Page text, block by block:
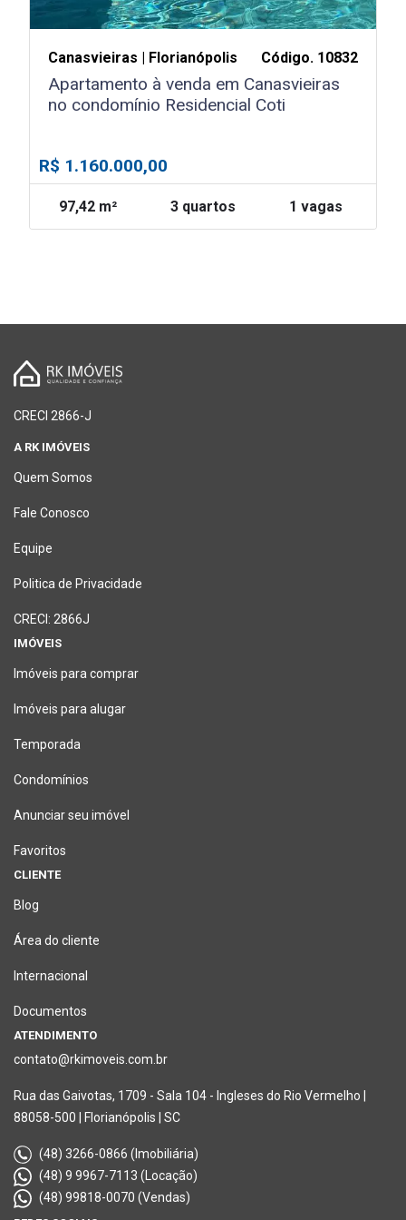
Canasvieiras | Florianópolis Código. 10832
Apartamento à venda em Canasvieiras
no condomínio Residencial Coti
R$ 1.160.000,00
97,42 m² 3 quartos 1 vagas
CRECI 2866-J
A RK IMÓVEIS
Quem Somos
Fale Conosco
Equipe
Politica de Privacidade
CRECI: 2866J
IMÓVEIS
Imóveis para comprar
Imóveis para alugar
Temporada
Condomínios
Anunciar seu imóvel
Favoritos
CLIENTE
Blog
Área do cliente
Internacional
Documentos
ATENDIMENTO
contato@rkimoveis.com.br
Rua das Gaivotas, 1709 - Sala 104 - Ingleses do Rio Vermelho |
88058-500 | Florianópolis | SC
(48) 3266-0866 (Imobiliária)
(48) 9 9967-7113 (Locação)
(48) 99818-0070 (Vendas)